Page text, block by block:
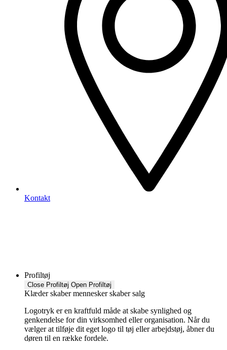
Kontakt
Profiltøj
Close Profiltøj Open Profiltøj
Klæder skaber mennesker skaber salg
Logotryk er en kraftfuld måde at skabe synlighed og
genkendelse for din virksomhed eller organisation. Når du
vælger at tilføje dit eget logo til tøj eller arbejdstøj, åbner du
døren til en række fordele.